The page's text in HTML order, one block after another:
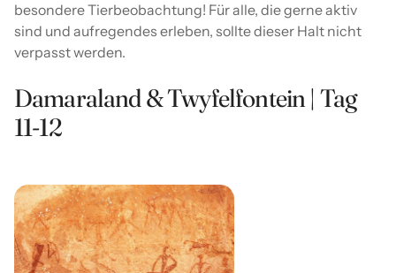
besondere Tierbeobachtung! Für alle, die gerne aktiv
sind und aufregendes erleben, sollte dieser Halt nicht
verpasst werden.
Damaraland & Twyfelfontein | Tag
11-12